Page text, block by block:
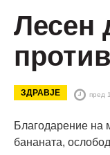
Лесен
ЗДРАВЈЕ пред
Благодарение на
бананата,